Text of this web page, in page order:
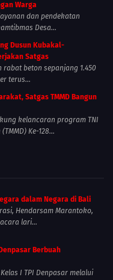
Warga
dan pendekatan
Desa...
Dusun Kubakal-
Satgas
rabat beton sepanjang 1.450
terus...
Satgas TMMD Bangun
kelancaran program TNI
Ke-128...
dalam Negara di Bali
Hendarsam Marantoko,
lari...
Berbuah
I TPI Denpasar melalui